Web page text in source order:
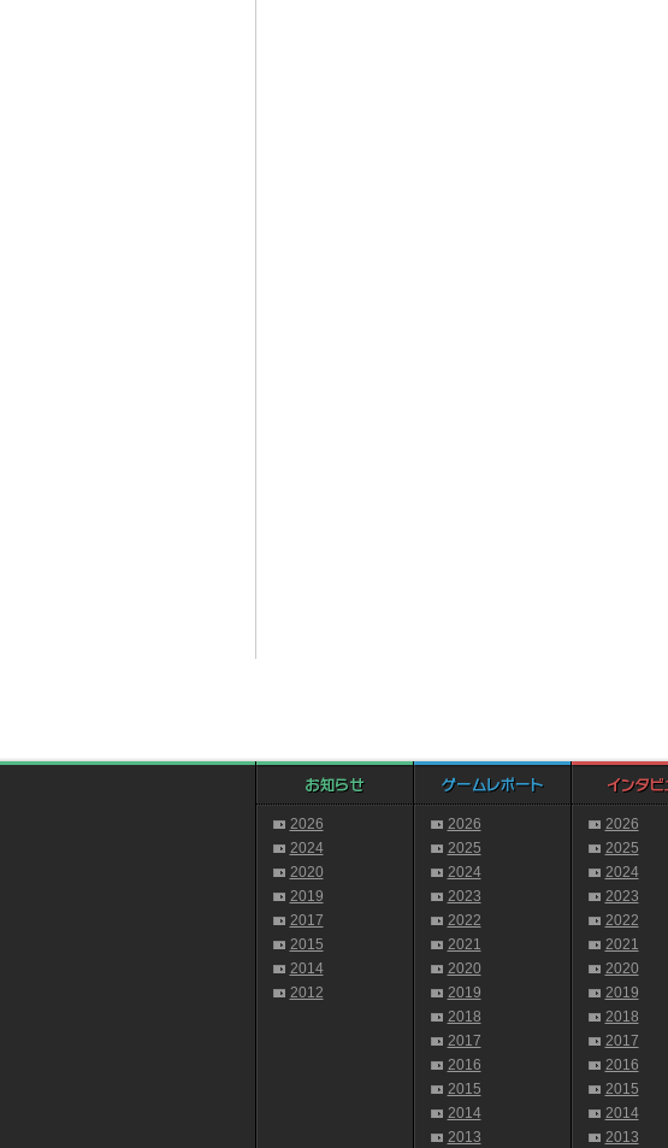
2026
2024
2020
2019
2017
2015
2014
2012
2026
2025
2024
2023
2022
2021
2020
2019
2018
2017
2016
2015
2014
2013
2026
2025
2024
2023
2022
2021
2020
2019
2018
2017
2016
2015
2014
2013